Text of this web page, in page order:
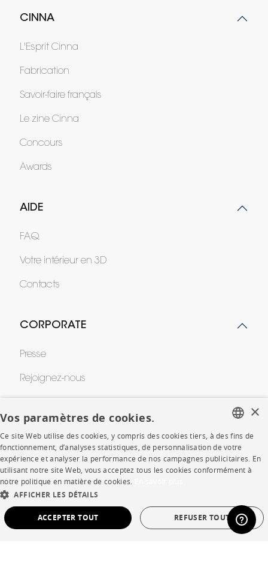
CINNA
L'Esprit Cinna
Fabrication
Savoir-faire français
Le zine Cinna
Concours
Awards
AIDE
FAQ
Votre intérieur en 3D
Contacts
CORPORATE
Presse
Rejoignez-nous
Contract
SHOP
Points de vente
Garanties et SAV
FRENCH
ENGLISH
SPANISH
×
Vos paramètres de cookies.
Ce site Web utilise des cookies, y compris des cookies tiers, à des fins de
fonctionnement, d’analyses statistiques, de personnalisation de votre
expérience et analyser la performance de nos campagnes publicitaires. En
utilisant notre site Web, vous acceptez tous les cookies conformément à
notre politique en matière de cookies.
AFFICHER LES DÉTAILS
ACCEPTER TOUT REFUSER TOUT